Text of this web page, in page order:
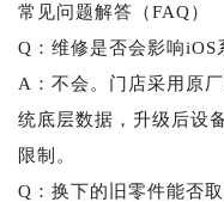
常见问题解答（FAQ）
Q：维修是否会影响iOS
A：不会。门店采用原
统底层数据，升级后设
限制。
Q：换下的旧零件能否取